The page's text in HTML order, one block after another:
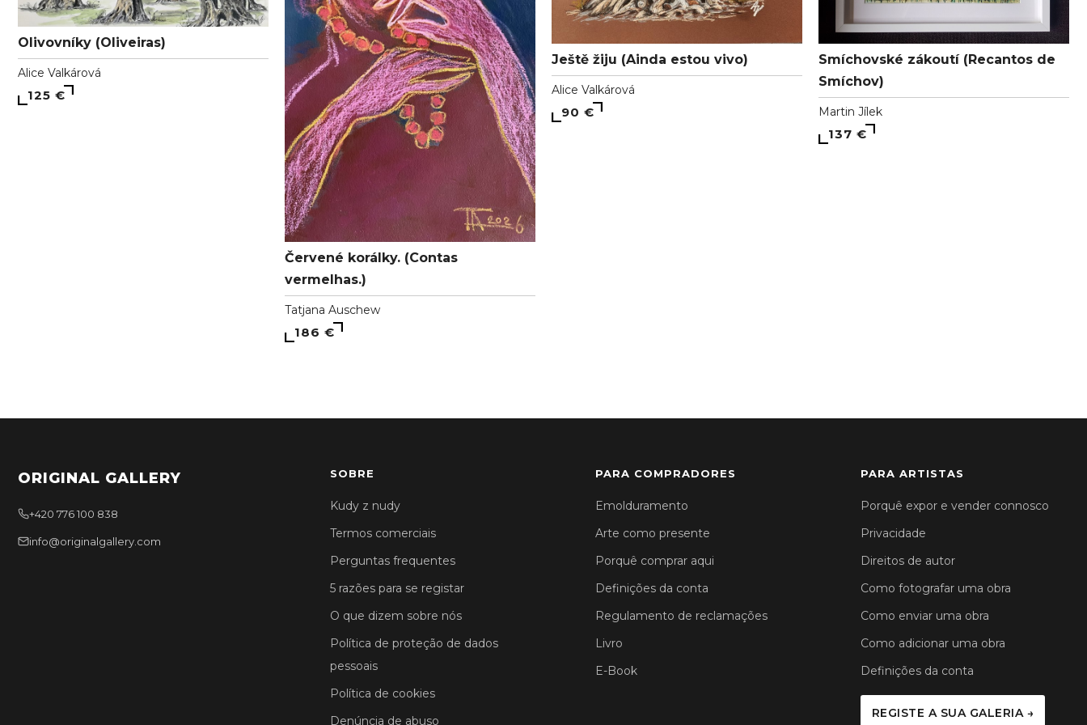
Olivovníky (Oliveiras)
Alice Valkárová
125 €
Červené korálky. (Contas
vermelhas.)
Tatjana Auschew
186 €
Ještě žiju (Ainda estou vivo)
Alice Valkárová
90 €
Smíchovské zákoutí (Recantos de
Smíchov)
Martin Jílek
137 €
ORIGINAL GALLERY
+420 776 100 838
info@originalgallery.com
SOBRE
Kudy z nudy
Termos comerciais
Perguntas frequentes
5 razões para se registar
O que dizem sobre nós
Política de proteção de dados
pessoais
Política de cookies
Denúncia de abuso
PARA COMPRADORES
Emolduramento
Arte como presente
Porquê comprar aqui
Definições da conta
Regulamento de reclamações
Livro
E-Book
PARA ARTISTAS
Porquê expor e vender connosco
Privacidade
Direitos de autor
Como fotografar uma obra
Como enviar uma obra
Como adicionar uma obra
Definições da conta
REGISTE A SUA GALERIA →